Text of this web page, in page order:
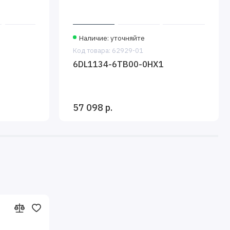
Наличие: уточняйте
Код товара: 62929-01
6DL1134-6TB00-0HX1
57 098 р.